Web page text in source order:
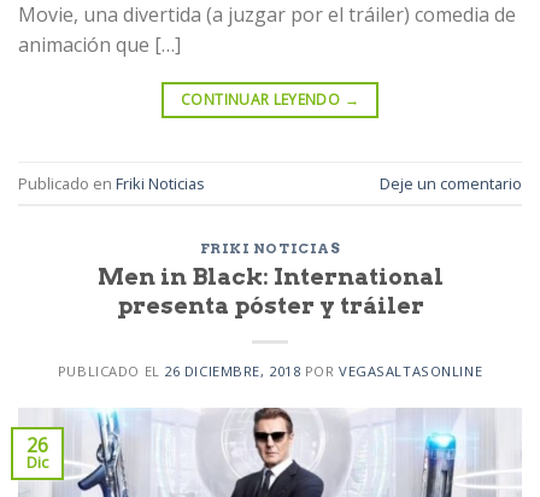
Movie, una divertida (a juzgar por el tráiler) comedia de
animación que […]
CONTINUAR LEYENDO →
Publicado en Friki Noticias Deje un comentario
FRIKI NOTICIAS
Men in Black: International
presenta póster y tráiler
PUBLICADO EL 26 DICIEMBRE, 2018 PORVEGASALTASONLINE
26
Dic